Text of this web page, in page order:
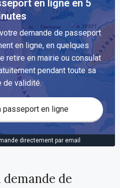
en ligne en 5
demande de passeport
en ligne, en quelques
retire en mairie ou consulat
pendant toute sa
de validité.
passeport en ligne
directement par email
de